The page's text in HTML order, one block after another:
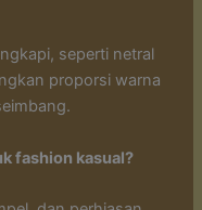
seperti netral
proporsi warna
fashion kasual?